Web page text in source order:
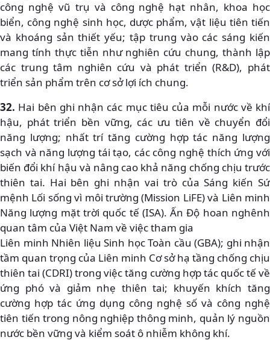
công nghệ vũ trụ và công nghệ hạt nhân, khoa học
biển, công nghệ sinh học, dược phẩm, vật liệu tiên tiến
và khoáng sản thiết yếu; tập trung vào các sáng kiến
mang tính thực tiễn như nghiên cứu chung, thành lập
các trung tâm nghiên cứu và phát triển (R&D), phát
triển sản phẩm trên cơ sở lợi ích chung.
32. Hai bên ghi nhận các mục tiêu của mỗi nước về khí
hậu, phát triển bền vững, các ưu tiên về chuyển đổi
năng lượng; nhất trí tăng cường hợp tác năng lượng
sạch và năng lượng tái tạo, các công nghệ thích ứng với
biến đổi khí hậu và nâng cao khả năng chống chịu trước
thiên tai. Hai bên ghi nhận vai trò của Sáng kiến Sứ
mệnh Lối sống vì môi trường (Mission LiFE) và Liên minh
Năng lượng mặt trời quốc tế (ISA). Ấn Độ hoan nghênh
quan tâm của Việt Nam về việc tham gia
Liên minh Nhiên liệu Sinh học Toàn cầu (GBA); ghi nhận
tầm quan trọng của Liên minh Cơ sở hạ tầng chống chịu
thiên tai (CDRI) trong việc tăng cường hợp tác quốc tế về
ứng phó và giảm nhẹ thiên tai; khuyến khích tăng
cường hợp tác ứng dụng công nghệ số và công nghệ
tiên tiến trong nông nghiệp thông minh, quản lý nguồn
nước bền vững và kiểm soát ô nhiễm không khí.